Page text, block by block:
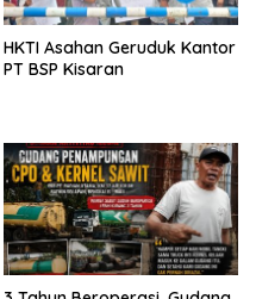
HKTI Asahan Geruduk Kantor
PT BSP Kisaran